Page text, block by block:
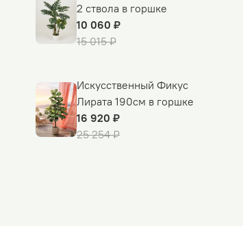
2 ствола в горшке
10 060 ₽
15 015 ₽
Искусственный Фикус
Лирата 190см в горшке
16 920 ₽
25 254 ₽